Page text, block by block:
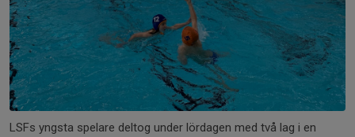
LSFs yngsta spelare deltog under lördagen med två lag i en